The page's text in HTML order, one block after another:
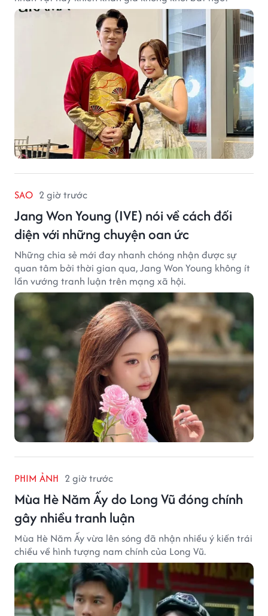
SAO 2 giờ trước
Jang Won Young (IVE) nói về cách đối
diện với những chuyện oan ức
Những chia sẻ mới đay nhanh chóng nhận được sự
quan tâm bởi thời gian qua, Jang Won Young không ít
lần vướng tranh luận trên mạng xã hội.
PHIM ẢNH 2 giờ trước
Mùa Hè Năm Ấy do Long Vũ đóng chính
gây nhiều tranh luận
Mùa Hè Năm Ấy vừa lên sóng đã nhận nhiều ý kiến trái
chiều về hình tượng nam chính của Long Vũ.